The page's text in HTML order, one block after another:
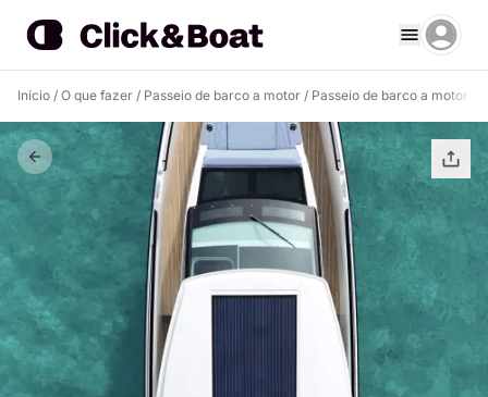
Início / O que fazer / Passeio de barco a motor / Passeio de barco a motor